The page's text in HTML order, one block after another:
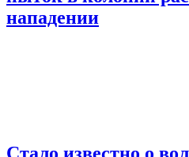
нападении
Стало известно о